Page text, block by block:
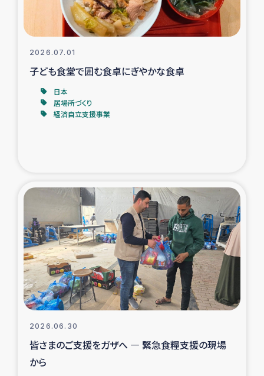
シリア国内避難民・帰還民の生活再建支援
トルコにおけるシリア難民支援事業
インドネシア中部 スラウェシの地震・津波被災者支援
スリランカ ムライティブ県帰還民の生活再建支援
スリランカ南部洪水被災者支援
スリランカの南北女性をつなぐサリー・リサイクル・プロ
ジェクト
復興支援事業
民際教育事業
2026.07.01
子ども食堂で囲む食卓にぎやかな食卓
日本
居場所づくり
経済自立支援事業
2026.06.30
皆さまのご支援をガザへ ― 緊急食糧支援の現場
から